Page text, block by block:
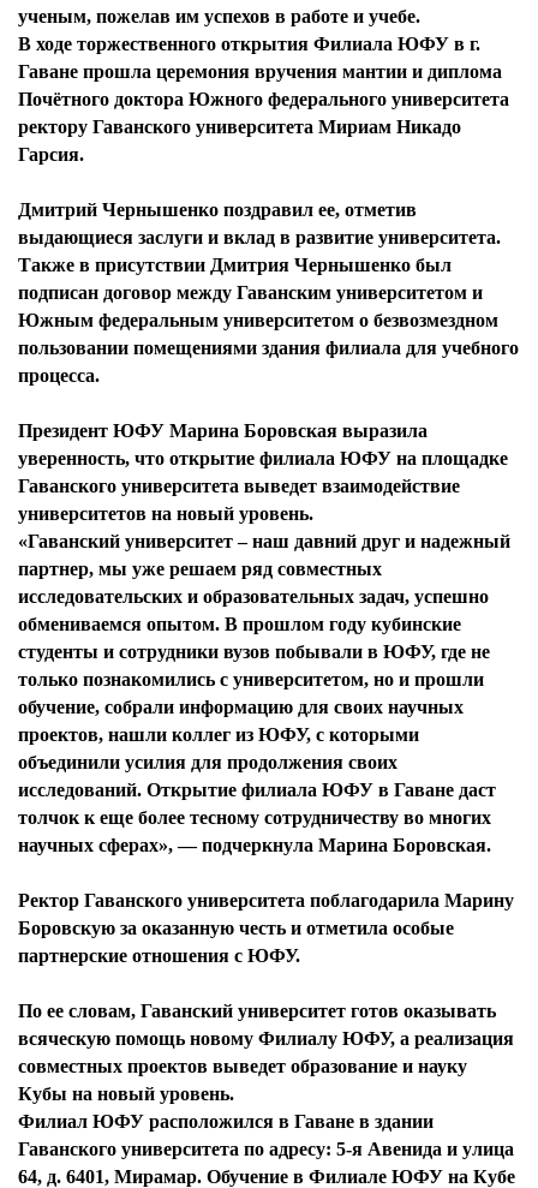
ученым, пожелав им успехов в работе и учебе.
В ходе торжественного открытия Филиала ЮФУ в г.
Гаване прошла церемония вручения мантии и диплома
Почётного доктора Южного федерального университета
ректору Гаванского университета Мириам Никадо
Гарсия.
Дмитрий Чернышенко поздравил ее, отметив
выдающиеся заслуги и вклад в развитие университета.
Также в присутствии Дмитрия Чернышенко был
подписан договор между Гаванским университетом и
Южным федеральным университетом о безвозмездном
пользовании помещениями здания филиала для учебного
процесса.
Президент ЮФУ Марина Боровская выразила
уверенность, что открытие филиала ЮФУ на площадке
Гаванского университета выведет взаимодействие
университетов на новый уровень.
«Гаванский университет – наш давний друг и надежный
партнер, мы уже решаем ряд совместных
исследовательских и образовательных задач, успешно
обмениваемся опытом. В прошлом году кубинские
студенты и сотрудники вузов побывали в ЮФУ, где не
только познакомились с университетом, но и прошли
обучение, собрали информацию для своих научных
проектов, нашли коллег из ЮФУ, с которыми
объединили усилия для продолжения своих
исследований. Открытие филиала ЮФУ в Гаване даст
толчок к еще более тесному сотрудничеству во многих
научных сферах», — подчеркнула Марина Боровская.
Ректор Гаванского университета поблагодарила Марину
Боровскую за оказанную честь и отметила особые
партнерские отношения с ЮФУ.
По ее словам, Гаванский университет готов оказывать
всяческую помощь новому Филиалу ЮФУ, а реализация
совместных проектов выведет образование и науку
Кубы на новый уровень.
Филиал ЮФУ расположился в Гаване в здании
Гаванского университета по адресу: 5-я Авенида и улица
64, д. 6401, Мирамар. Обучение в Филиале ЮФУ на Кубе